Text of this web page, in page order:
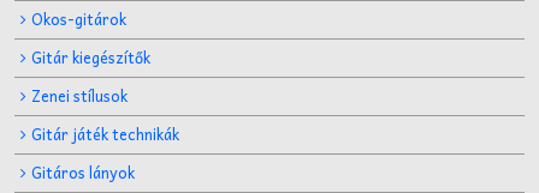
Okos-gitárok
Gitár kiegészítők
Zenei stílusok
Gitár játék technikák
Gitáros lányok